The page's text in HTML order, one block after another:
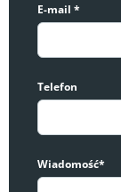
E-mail *
Telefon
Wiadomość*